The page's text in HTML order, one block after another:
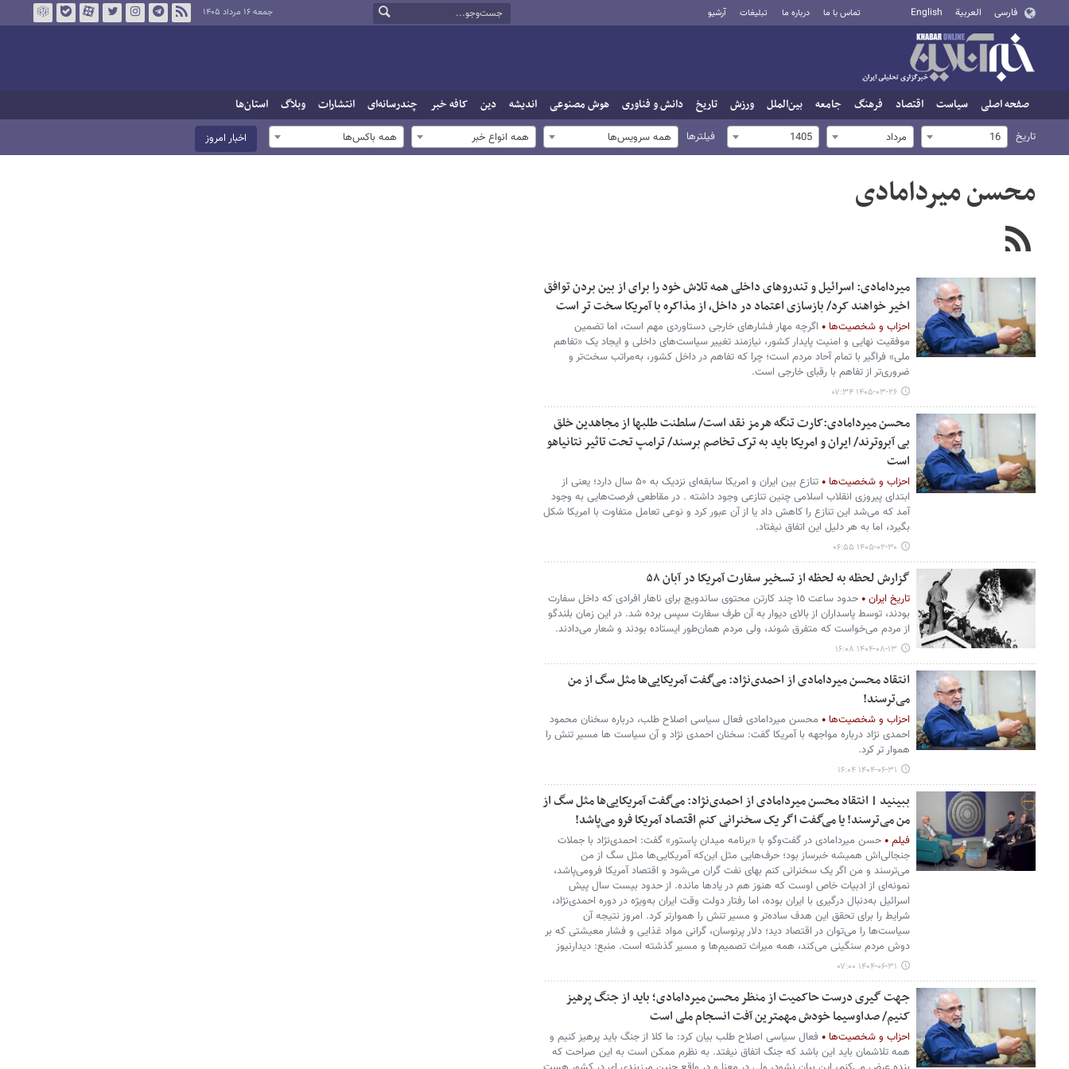
فارسی العربية English تماس با ما درباره ما تبلیغات آرشیو جمعه ۱۶ مرداد ۱۴۰۵
صفحه اصلی سیاست اقتصاد فرهنگ جامعه بین‌الملل ورزش تاریخ دانش و فناوری هوش مصنوعی اندیشه دین کافه خبر چندرسانه‌ای انتشارات وبلاگ استان‌ها
تاریخ 16 مرداد 1405 فیلترها همه سرویس‌ها همه انواع خبر همه باکس‌ها اخبار امروز
محسن میردامادی
میردامادی: اسرائیل و تندروهای داخلی همه تلاش خود را برای از بین بردن توافق
اخیر خواهند کرد/ بازسازی اعتماد در داخل، از مذاکره با آمریکا سخت تر است
احزاب و شخصیت‌ها
اگرچه مهار فشارهای خارجی دستاوردی مهم است، اما تضمین
موفقیت نهایی و امنیت پایدار کشور، نیازمند تغییر سیاست‌های داخلی و ایجاد یک «تفاهم
ملی» فراگیر با تمام آحاد مردم است؛ چرا که تفاهم در داخل کشور، به‌مراتب سخت‌تر و
ضروری‌تر از تفاهم با رقبای خارجی است.
۱۴۰۵-۰۳-۲۶ ۰۷:۳۴
محسن میردامادی:کارت تنگه هرمز نقد است/ سلطنت طلبها از مجاهدین خلق
بی آبروترند/ ایران و امریکا باید به ترک تخاصم برسند/ ترامپ تحت تاثیر نتانیاهو
است
احزاب و شخصیت‌ها
تنازع بین ایران و امریکا سابقه‌ای نزدیک به ۵۰ سال دارد؛ یعنی از
ابتدای پیروزی انقلاب اسلامی چنین تنازعی وجود داشته . در مقاطعی فرصت‌هایی به وجود
آمد که می‌شد این تنازع را کاهش داد یا از آن عبور کرد و نوعی تعامل متفاوت با امریکا شکل
بگیرد، اما به هر دلیل این اتفاق نیفتاد.
۱۴۰۵-۰۲-۳۰ ۰۶:۵۵
گزارش لحظه به لحظه از تسخیر سفارت آمریکا در آبان ۵۸
تاریخ ایران
حدود ساعت ١٥ چند کارتن محتوی ساندویچ برای ناهار افرادی که داخل سفارت
بودند، توسط پاسداران از بالای دیوار به آن طرف سفارت سپس برده شد. در این زمان بلندگو
از مردم می‌خواست که متفرق شوند، ولی مردم همان‌طور ایستاده بودند و شعار می‌دادند.
۱۴۰۴-۰۸-۱۳ ۱۶:۰۸
انتقاد محسن میردامادی از احمدی‌نژاد: می‌گفت آمریکایی‌ها مثل سگ از من
می‌ترسند!
احزاب و شخصیت‌ها
محسن میردامادی فعال سیاسی اصلاح طلب، درباره سخنان محمود
احمدی نژاد درباره مواجهه با آمریکا گفت: سخنان احمدی نژاد و آن سیاست ها مسیر تنش را
هموار تر کرد.
۱۴۰۴-۰۶-۳۱ ۱۶:۰۴
ببینید | انتقاد محسن میردامادی از احمدی‌نژاد: می‌گفت آمریکایی‌ها مثل سگ از
من می‌ترسند! یا می‌گفت اگر یک سخنرانی کنم اقتصاد آمریکا فرو می‌پاشد!
فیلم
حسن میردامادی در گفت‌وگو با «برنامه میدان پاستور» گفت: احمدی‌نژاد با جملات
جنجالی‌اش همیشه خبرساز بود؛ حرف‌هایی مثل این‌که آمریکایی‌ها مثل سگ از من
می‌ترسند و من اگر یک سخنرانی کنم بهای نفت گران می‌شود و اقتصاد آمریکا فرومی‌پاشد،
نمونه‌ای از ادبیات خاص اوست که هنوز هم در یادها مانده. از حدود بیست سال پیش
اسرائیل به‌دنبال درگیری با ایران بوده، اما رفتار دولت وقت ایران به‌ویژه در دوره احمدی‌نژاد،
شرایط را برای تحقق این هدف ساده‌تر و مسیر تنش را هموارتر کرد. امروز نتیجه آن
سیاست‌ها را می‌توان در اقتصاد دید؛ دلار پرنوسان، گرانی مواد غذایی و فشار معیشتی که بر
دوش مردم سنگینی می‌کند، همه میراث تصمیم‌ها و مسیر گذشته است. منبع: دیدارنیوز
۱۴۰۴-۰۶-۳۱ ۰۷:۰۰
جهت گیری درست حاکمیت از منظر محسن میردامادی؛ باید از جنگ پرهیز
کنیم/ صداوسیما خودش مهمترین آفت انسجام ملی است
احزاب و شخصیت‌ها
فعال سیاسی اصلاح طلب بیان کرد: ما کلا از جنگ باید پرهیز کنیم و
همه تلاشمان باید این باشد که جنگ اتفاق نیفتد. به نظرم ممکن است به این صراحت که